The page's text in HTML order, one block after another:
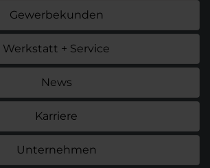
Gewerbekunden
Werkstatt + Service
News
Karriere
Unternehmen